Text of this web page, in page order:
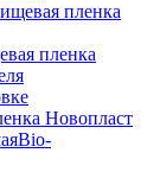
пленка
пленка
Новопласт
Bio-